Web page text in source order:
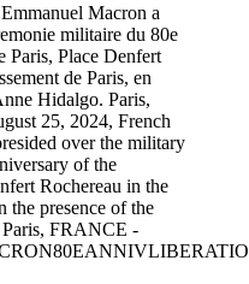
Macron a
militaire du 80e
Paris, Place Denfert
de Paris, en
Hidalgo. Paris,
25, 2024, French
over the military
of the
Rochereau in the
the presence of the
FRANCE -